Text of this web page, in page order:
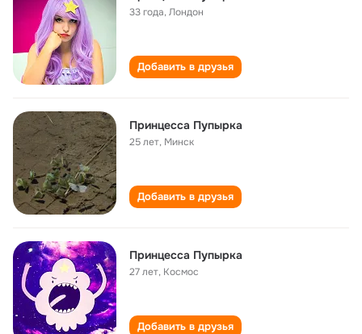
33 года,Лондон
Добавить в друзья
Принцесса Пупырка
25 лет, Минск
Добавить в друзья
Принцесса Пупырка
27 лет, Космос
Добавить в друзья